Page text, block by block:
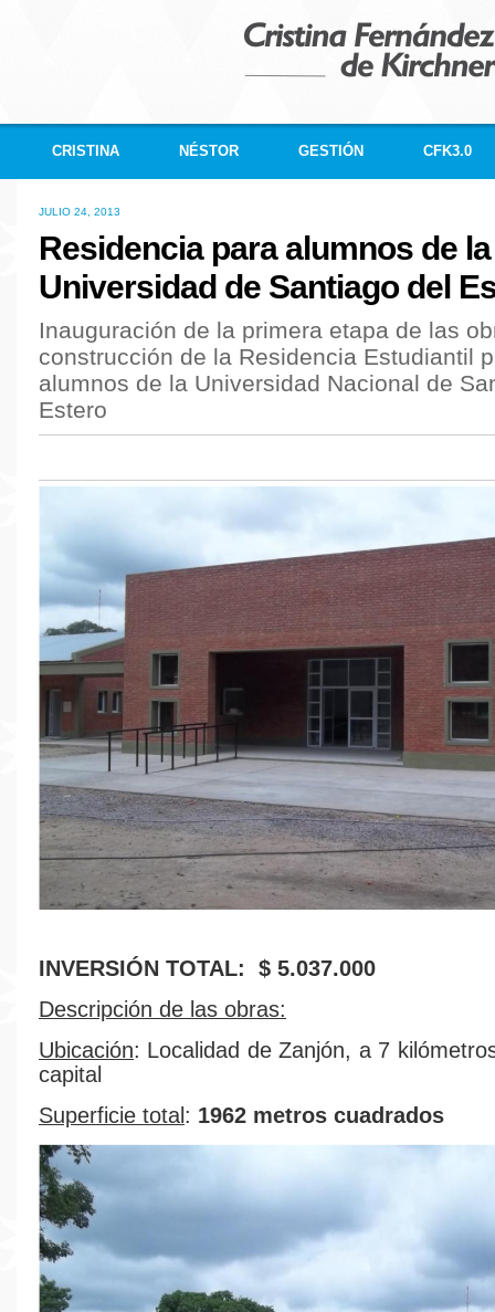
CRISTINA NÉSTOR GESTIÓN CFK3.0
JULIO 24, 2013
Residencia para alumnos de la
Universidad de Santiago del
Inauguración de la primera etapa de las
construcción de la Residencia Estudiantil
alumnos de la Universidad Nacional de
Estero
INVERSIÓN TOTAL: $ 5.037.000
Descripción de las obras:
Ubicación: Localidad de Zanjón, a 7
capital
Superficie total : 1962 metros cuadrados